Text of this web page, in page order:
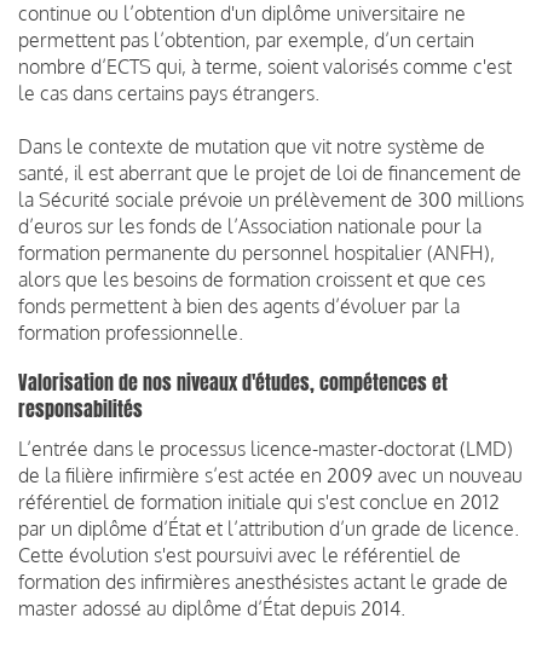
continue ou l’obtention d'un diplôme universitaire ne
permettent pas l’obtention, par exemple, d’un certain
nombre d’ECTS qui, à terme, soient valorisés comme c'est
le cas dans certains pays étrangers.
Dans le contexte de mutation que vit notre système de
santé, il est aberrant que le projet de loi de financement de
la Sécurité sociale prévoie un prélèvement de 300 millions
d’euros sur les fonds de l’Association nationale pour la
formation permanente du personnel hospitalier (ANFH),
alors que les besoins de formation croissent et que ces
fonds permettent à bien des agents d’évoluer par la
formation professionnelle.
Valorisation de nos niveaux d'études, compétences et
responsabilités
L’entrée dans le processus licence-master-doctorat (LMD)
de la filière infirmière s’est actée en 2009 avec un nouveau
référentiel de formation initiale qui s'est conclue en 2012
par un diplôme d’État et l’attribution d’un grade de licence.
Cette évolution s'est poursuivi avec le référentiel de
formation des infirmières anesthésistes actant le grade de
master adossé au diplôme d’État depuis 2014.